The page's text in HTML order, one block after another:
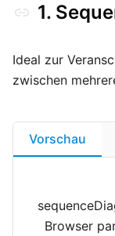
1.
Ideal zur
zwischen
Vorschau
Browser